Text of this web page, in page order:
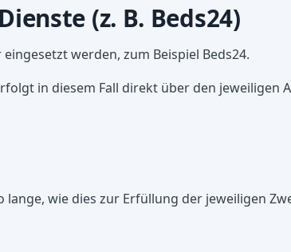
(z. B. Beds24)
werden, zum Beispiel Beds24.
in diesem Fall direkt über den jeweiligen
wie dies zur Erfüllung der jeweiligen